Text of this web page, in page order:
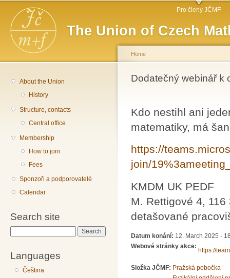
The Union of Czech
Main menu Pro členy JČMF
About the Union
History
Structure, contacts
Central office
Membership
How to join
Fees
Sponzoři a podporovatelé
Calendar
Search site
Languages
Čeština
You are here
Home
Dodatečný webinář k
Kdo nestihl ani
matematiky, má
https://
join/
KMDM UK PEDF
M. Rettigové 4, 116
detašované
Datum konání: 12. March 2025 -
Webové stránky akce:
https://
Složka JČMF: Pražská pobočka